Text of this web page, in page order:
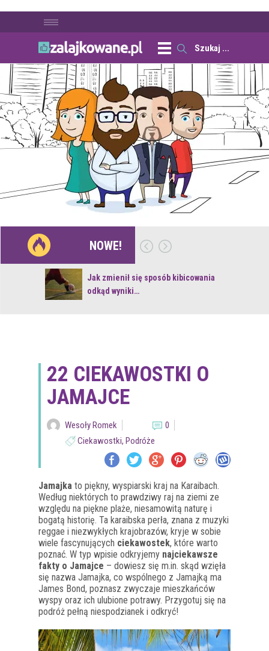
NOWE!
Jak zmienił się sposób kibicowania
odkąd wyniki…
22 CIEKAWOSTKI O
JAMAJCE
Wesoły Romek
0
Ciekawostki, Podróże
Jamajka to piękny, wyspiarski kraj na Karaibach.
Według niektórych to prawdziwy raj na ziemi ze
względu na piękne plaże, niesamowitą naturę i
bogatą historię. Ta karaibska perła, znana z muzyki
reggae i niezwykłych krajobrazów, kryje w sobie
wiele fascynujących ciekawostek, które warto
poznać. W typ wpisie odkryjemy najciekawsze
fakty o Jamajce – dowiesz się m.in. skąd wzięła
się nazwa Jamajka, co wspólnego z Jamajką ma
James Bond, poznasz zwyczaje mieszkańców
wyspy oraz ich ulubione potrawy. Przygotuj się na
podróż pełną niespodzianek i odkryć!